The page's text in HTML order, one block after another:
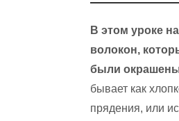
В этом уроке
волокон,
были
бывает как
прядения, или